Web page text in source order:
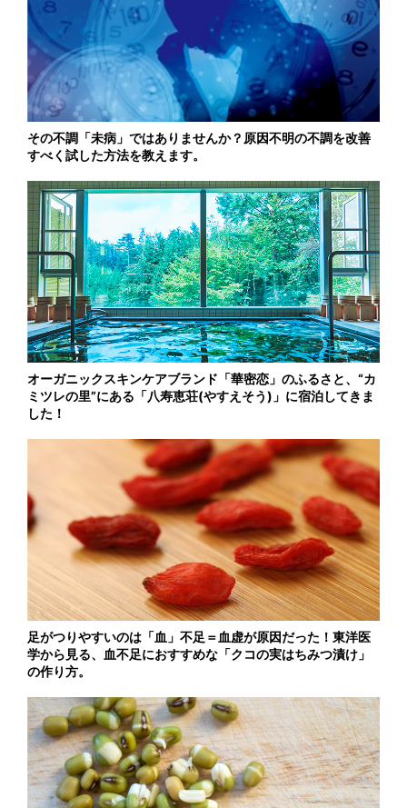
その不調「未病」ではありませんか？原因不明の不調を改善
すべく試した方法を教えます。
オーガニックスキンケアブランド「華密恋」のふるさと、“カ
ミツレの里”にある「八寿恵荘(やすえそう)」に宿泊してきま
した！
足がつりやすいのは「血」不足＝血虚が原因だった！東洋医
学から見る、血不足におすすめな「クコの実はちみつ漬け」
の作り方。